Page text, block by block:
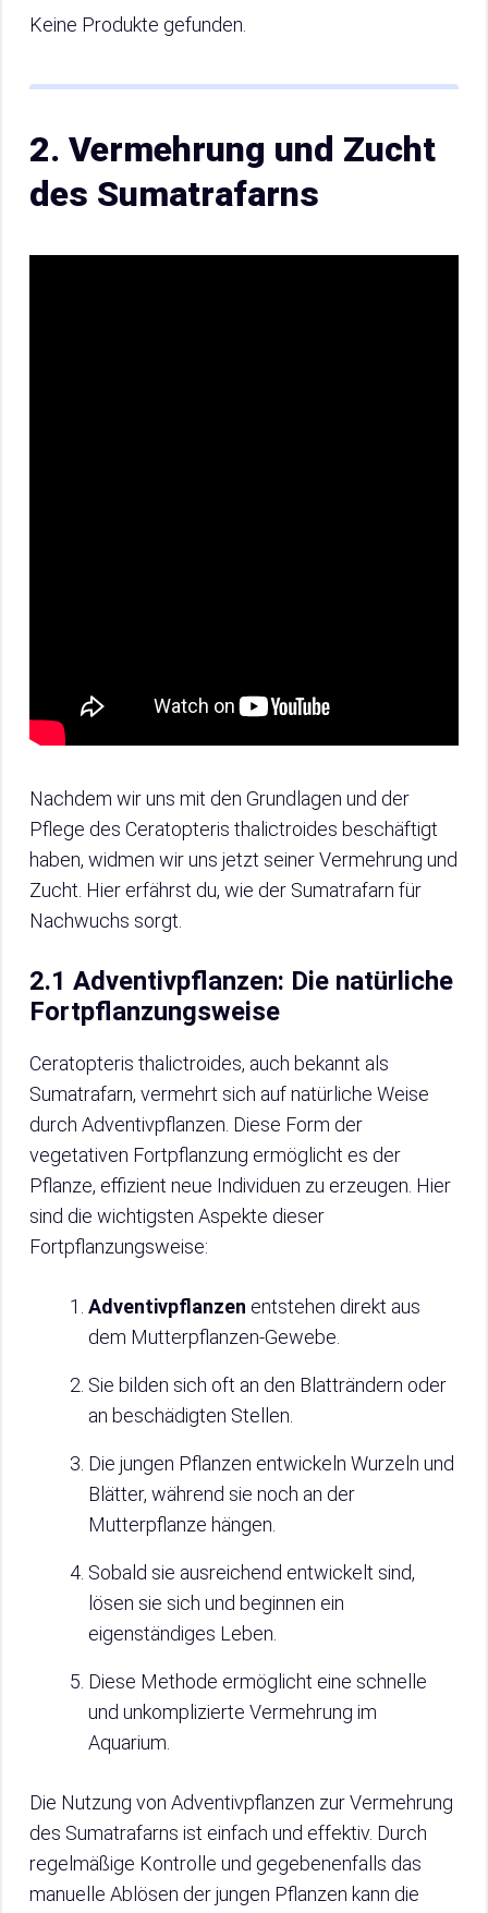
Keine Produkte gefunden.
2. Vermehrung und Zucht
des Sumatrafarns
Nachdem wir uns mit den Grundlagen und der
Pflege des Ceratopteris thalictroides beschäftigt
haben, widmen wir uns jetzt seiner Vermehrung und
Zucht. Hier erfährst du, wie der Sumatrafarn für
Nachwuchs sorgt.
2.1 Adventivpflanzen: Die natürliche
Fortpflanzungsweise
Ceratopteris thalictroides, auch bekannt als
Sumatrafarn, vermehrt sich auf natürliche Weise
durch Adventivpflanzen. Diese Form der
vegetativen Fortpflanzung ermöglicht es der
Pflanze, effizient neue Individuen zu erzeugen. Hier
sind die wichtigsten Aspekte dieser
Fortpflanzungsweise:
Adventivpflanzen entstehen direkt aus
dem Mutterpflanzen-Gewebe.
Sie bilden sich oft an den Blatträndern oder
an beschädigten Stellen.
Die jungen Pflanzen entwickeln Wurzeln und
Blätter, während sie noch an der
Mutterpflanze hängen.
Sobald sie ausreichend entwickelt sind,
lösen sie sich und beginnen ein
eigenständiges Leben.
Diese Methode ermöglicht eine schnelle
und unkomplizierte Vermehrung im
Aquarium.
Die Nutzung von Adventivpflanzen zur Vermehrung
des Sumatrafarns ist einfach und effektiv. Durch
regelmäßige Kontrolle und gegebenenfalls das
manuelle Ablösen der jungen Pflanzen kann die